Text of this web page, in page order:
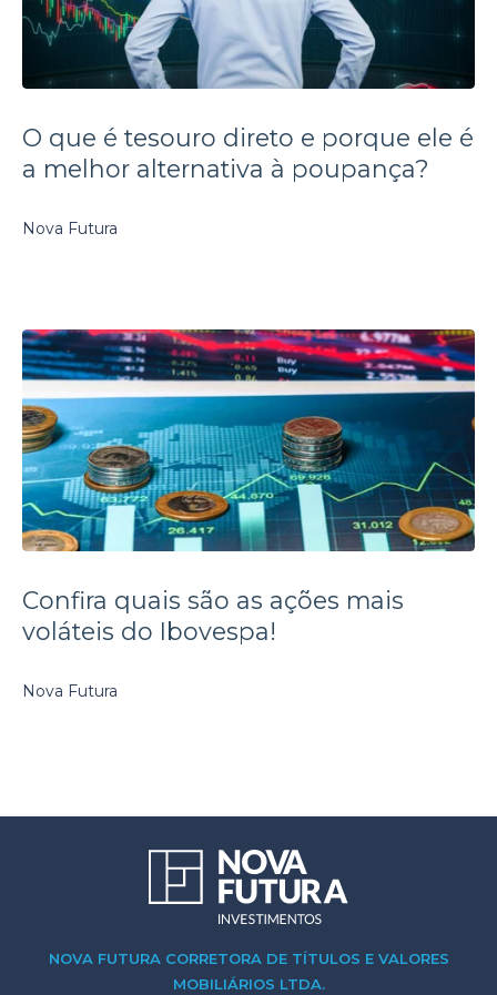
O que é tesouro direto e porque ele é
a melhor alternativa à poupança?
Nova Futura
Confira quais são as ações mais
voláteis do Ibovespa!
Nova Futura
NOVA FUTURA CORRETORA DE TÍTULOS E VALORES
MOBILIÁRIOS LTDA.